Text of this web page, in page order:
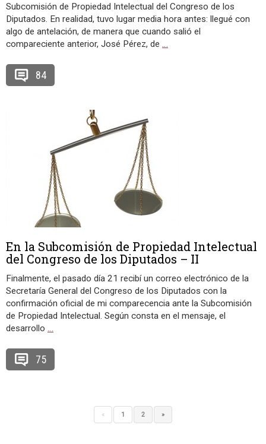
Subcomisión de Propiedad Intelectual del Congreso de los
Diputados. En realidad, tuvo lugar media hora antes: llegué con
algo de antelación, de manera que cuando salió el
compareciente anterior, José Pérez, de …
84
En la Subcomisión de Propiedad Intelectual
del Congreso de los Diputados – II
Finalmente, el pasado día 21 recibí un correo electrónico de la
Secretaría General del Congreso de los Diputados con la
confirmación oficial de mi comparecencia ante la Subcomisión
de Propiedad Intelectual. Según consta en el mensaje, el
desarrollo …
75
« 1 2 »